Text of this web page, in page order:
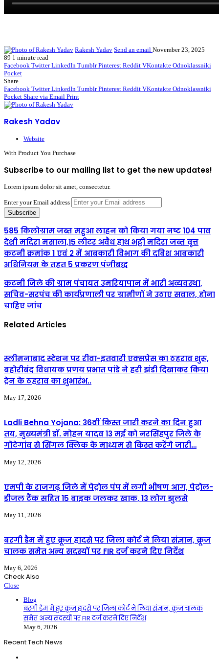
Rakesh Yadav Send an email November 23, 2025
89 1 minute read
Facebook Twitter LinkedIn Tumblr Pinterest Reddit VKontakte Odnoklassniki
Pocket
Share
Facebook Twitter LinkedIn Tumblr Pinterest Reddit VKontakte Odnoklassniki
Pocket Share via Email Print
Rakesh Yadav
Website
With Product You Purchase
Subscribe to our mailing list to get the new updates!
Lorem ipsum dolor sit amet, consectetur.
Enter your Email address
585 किलोग्राम जब्त महुआ लाहन को किया गया नष्ट 104 पाव
देशी मदिरा मसाला,15 लीटर अवैध हाथ भट्टी मदिरा जब्त वृत्त
कटनी क्रमांक 1 एवं 2 में आबकारी विभाग की दबिश आबकारी
अधिनियम के तहत 5 प्रकरण पंजीबद्ध
कटनी जिले की ग्राम पंचायत उमरियापान में भारी अव्यवस्था,
सचिव-सरपंच की कार्यप्रणाली पर ग्रामीणों ने उठाए सवाल, होना
चाहिए जांच
Related Articles
स्लीमनाबाद स्टेशन पर रीवा-इतवारी एक्सप्रेस का ठहराव शुरू,
बहोरीबंद विधायक प्रणय प्रभात पांडे ने हरी झंडी दिखाकर किया
ट्रेन के ठहराव का शुभारंभ..
May 17, 2026
Ladli Behna Yojana: 36वीं किस्त जारी करने का दिन हुआ
तय, मुख्यमंत्री डॉ. मोहन यादव 13 मई को नरसिंहपुर जिले के
गोटेगांव से सिंगल क्लिक के माध्यम से किस्त करेंगे जारी…
May 12, 2026
एमपी के राजगढ़ जिले में पेट्रोल पंप में लगी भीषण आग, पेट्रोल-
डीजल टैंक सहित 15 बाइक जलकर खाक, 13 लोग झुलसे
May 11, 2026
बरगी डैम में हुए क्रूज हादसे पर जिला कोर्ट ने लिया संज्ञान, क्रूज
चालक समेत अन्य सदस्यों पर FIR दर्ज करने दिए निर्देश
May 6, 2026
Check Also
Close
Blog
बरगी डैम में हुए क्रूज हादसे पर जिला कोर्ट ने लिया संज्ञान, क्रूज चालक
समेत अन्य सदस्यों पर FIR दर्ज करने दिए निर्देश
May 6, 2026
Recent Tech News